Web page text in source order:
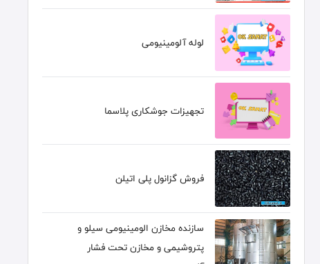
لوله آلومینیومی
تجهیزات جوشکاری پلاسما
فروش گزانول پلی اتیلن
سازنده مخازن الومینیومی سیلو و
پتروشیمی و مخازن تحت فشار